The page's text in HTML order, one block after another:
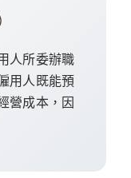
人所委辦職
用人既能預
營成本，因